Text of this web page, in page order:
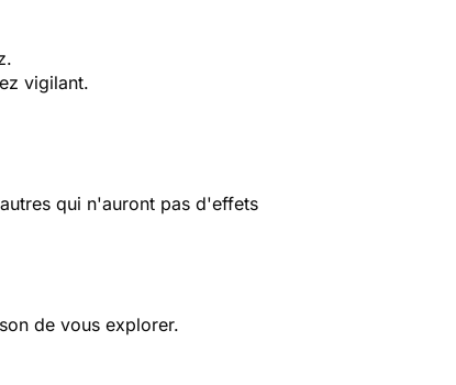
vigilant.
qui n'auront pas d'effets
de vous explorer.